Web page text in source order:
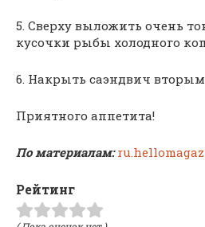
5. Сверху выложить очень
кусочки рыбы холодного
6. Накрыть саэндвич
Приятного аппетита!
По материалам:
Рейтинг